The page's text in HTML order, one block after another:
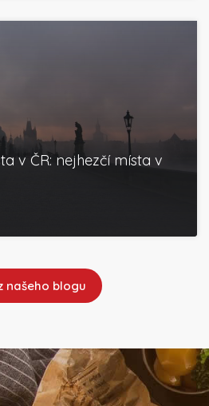
v ČR: nejhezčí místa v
našeho blogu